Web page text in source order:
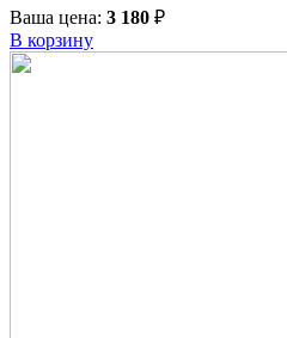
Ваша цена: 3 180 ₽
В корзину